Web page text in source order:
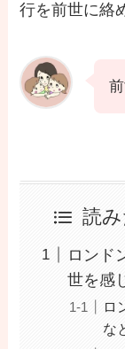
行を前世に絡
読
ロンド
世を感
ロ
な